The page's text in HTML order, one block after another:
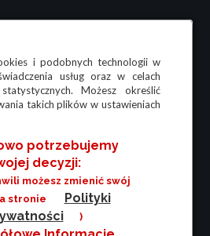
i podobnych technologii w
usług oraz w celach
Możesz określić
takich plików w ustawieniach
potrzebujemy
decyzji:
możesz zmienić swój
stronie
Polityki
)